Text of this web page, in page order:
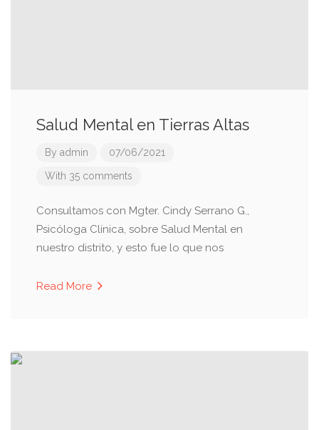
Salud Mental en Tierras Altas
By admin 07/06/2021
With 35 comments
Consultamos con Mgter. Cindy Serrano G.,
Psicóloga Clínica, sobre Salud Mental en
nuestro distrito, y esto fue lo que nos
Read More